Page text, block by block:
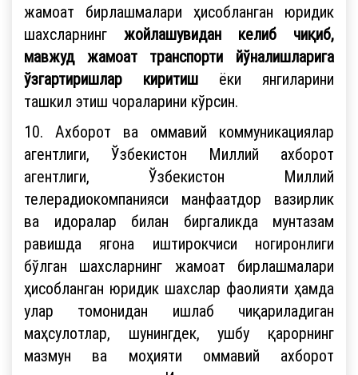
жамоат бирлашмалари ҳисобланган юридик
шахсларнинг жойлашувидан келиб чиқиб,
мавжуд жамоат транспорти йўналишларига
ўзгартиришлар киритиш ёки янгиларини
ташкил этиш чораларини кўрсин.
10. Ахборот ва оммавий коммуникациялар
агентлиги, Ўзбекистон Миллий ахборот
агентлиги, Ўзбекистон Миллий
телерадиокомпанияси манфаатдор вазирлик
ва идоралар билан биргаликда мунтазам
равишда ягона иштирокчиси ногиронлиги
бўлган шахсларнинг жамоат бирлашмалари
ҳисобланган юридик шахслар фаолияти ҳамда
улар томонидан ишлаб чиқариладиган
маҳсулотлар, шунингдек, ушбу қарорнинг
мазмун ва моҳияти оммавий ахборот